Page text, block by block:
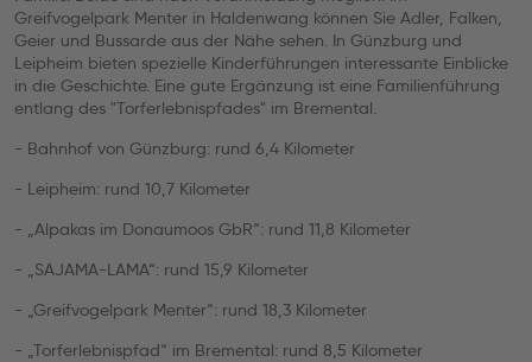
Greifvogelpark Menter in Haldenwang können Sie Adler, Falken,
Geier und Bussarde aus der Nähe sehen. In Günzburg und
Leipheim bieten spezielle Kinderführungen interessante Einblicke
in die Geschichte. Eine gute Ergänzung ist eine Familienführung
entlang des "Torferlebnispfades" im Bremental.
- Bahnhof von Günzburg: rund 6,4 Kilometer
- Leipheim: rund 10,7 Kilometer
- „Alpakas im Donaumoos GbR“: rund 11,8 Kilometer
- „SAJAMA-LAMA“: rund 15,9 Kilometer
- „Greifvogelpark Menter“: rund 18,3 Kilometer
- „Torferlebnispfad“ im Bremental: rund 8,5 Kilometer